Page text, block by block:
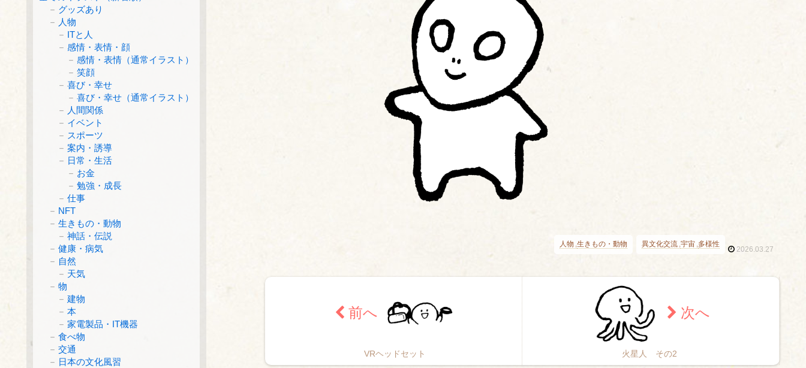
人物 生きもの・動物 異文化交流 宇宙 多様性
2026.03.27
VRヘッドセット 火星人 その2
グッズあり
人物
ITと人
感情・表情・顔
感情・表情（通常イラスト）
笑顔
喜び・幸せ
喜び・幸せ（通常イラスト）
人間関係
イベント
スポーツ
案内・誘導
日常・生活
お金
勉強・成長
仕事
NFT
生きもの・動物
神話・伝説
健康・病気
自然
天気
物
建物
本
家電製品・IT機器
食べ物
交通
日本の文化風習